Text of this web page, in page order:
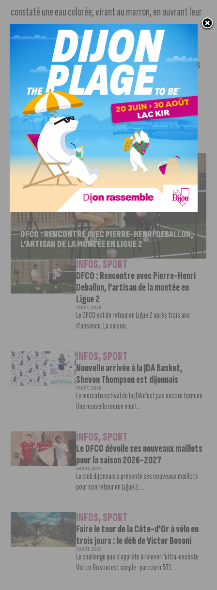
constaté une eau colorée, virant au marron, en ouvrant leur
robinet hier matin. La situation n’aura duré que quelques
heures. Les causes possibles : un changement brutal des
débits, des pressions ou du sens de circulation de l’eau dans
Crédit photo :Depositphotos
J'AIME LE DFCO
DFCO : RENCONTRE AVEC PIERRE-HENRI DEBALLON,
L’ARTISAN DE LA MONTÉE EN LIGUE 2
INFOS,SPORT
DFCO : Rencontre avec Pierre-Henri
Deballon, l’artisan de la montée en
Ligue 2
7 AOÛT, 2026
Le DFCO est de retour en Ligue 2 après trois ans
d’absence. La saison...
INFOS,SPORT
Nouvelle arrivée à la JDA Basket,
Shevon Thompson est dijonnais
7 AOÛT, 2026
Le mercato estival de la JDA n’est pas encore terminé.
Une nouvelle recrue vient...
INFOS,SPORT
Le DFCO dévoile ses nouveaux maillots
pour la saison 2026-2027
6 AOÛT, 2026
Le club dijonnais a présenté ses nouveaux maillots
pour son retour en Ligue 2....
INFOS,SPORT
Faire le tour de la Côte-d’Or à vélo en
trois jours : le défi de Victor Bosoni
5 AOÛT, 2026
Le challenge que s’apprête à relever l’ultra-cycliste
Victor Bosoni est simple : parcourir 571...